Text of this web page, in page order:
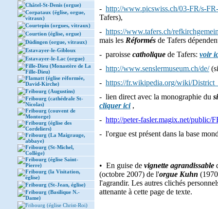
Châtel-St-Denis (orgue)
Corpataux (église, orgue,
vitraux)
Courtepin (orgues, vitraux)
Courtion (église, orgue)
Düdingen (orgue, vitraux)
Estavayer-le-Gibloux
Estavayer-le-Lac (orgue)
Fille-Dieu (Monastère de La
Fille-Dieu)
Flamatt (église réformée,
David-Kirche)
Fribourg (Augustins)
Fribourg (cathédrale St-
Nicolas)
Fribourg (couvent de
Montorge)
Fribourg (église des
Cordeliers)
Fribourg (La Maigrauge,
abbaye)
Fribourg (St-Michel,
Collège)
Fribourg (église Saint-
Pierre)
Fribourg (la Visitation,
église)
Fribourg (St-Jean, église)
Fribourg (Basilique N.-
Dame)
Fribourg (église Christ-Roi)
- http://www.picswiss.ch/03-FR/s-
Tafers),
- https://www.tafers.ch/
mais les Réformés de Tafers
- paroisse catholique de Tafers: voir
- http://www.senslermuseum.ch/de/
- https://fr.wikipedia.org/wiki/
- lien direct avec la monographie du
cliquer ici,
- http://peter-fasler.magix.net/public/
- l'orgue est présent dans la base
• En guise de vignette agrandissable
(octobre 2007) de l'orgue Kuhn
l'agrandir. Les autres clichés
attenante à cette page de texte.